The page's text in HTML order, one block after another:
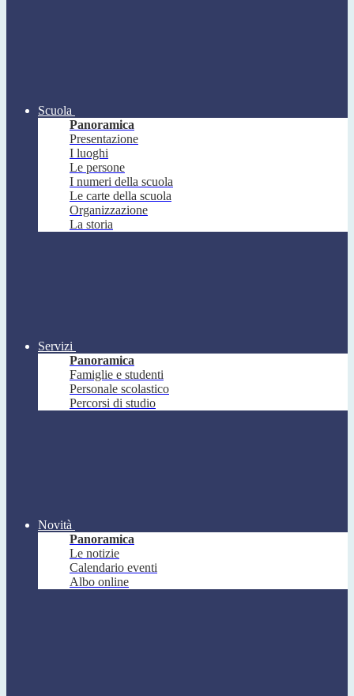
Scuola
Panoramica
Presentazione
I luoghi
Le persone
I numeri della scuola
Le carte della scuola
Organizzazione
La storia
Servizi
Panoramica
Famiglie e studenti
Personale scolastico
Percorsi di studio
Novità
Panoramica
Le notizie
Calendario eventi
Albo online